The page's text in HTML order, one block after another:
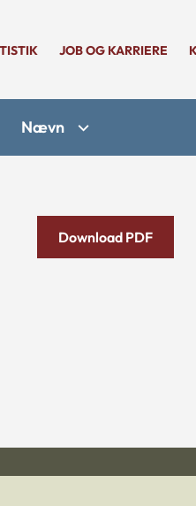
JOB OG KARRIERE
Nævn
Download PDF